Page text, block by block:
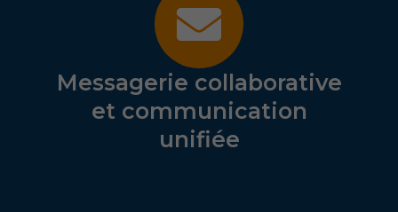
Messagerie collaborative
et communication
unifiée